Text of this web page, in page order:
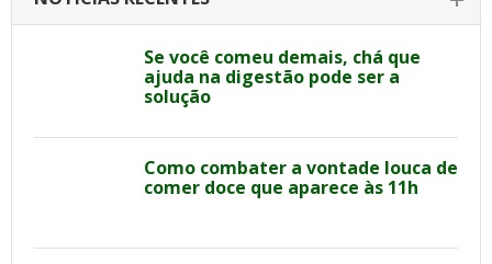
Se você comeu demais, chá que
ajuda na digestão pode ser a
solução
Como combater a vontade louca de
comer doce que aparece às 11h